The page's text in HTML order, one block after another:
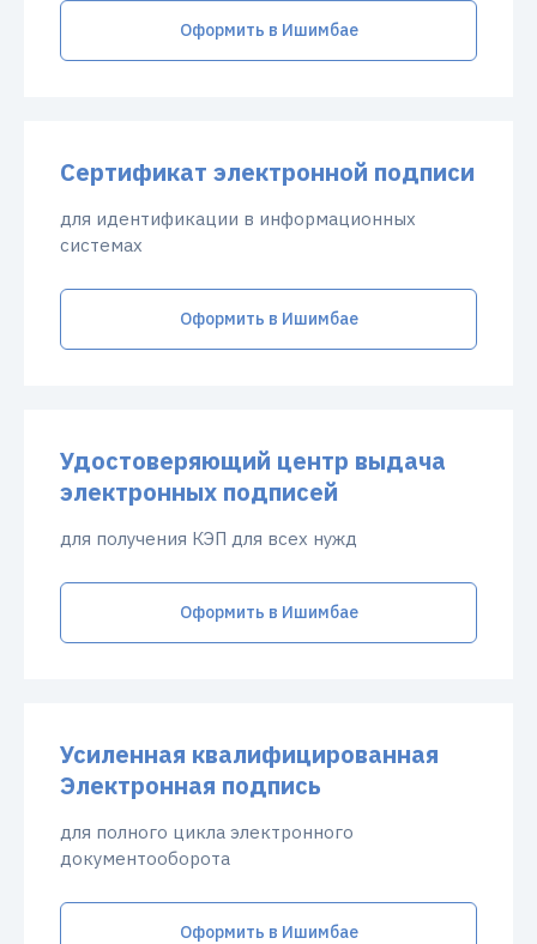
Оформить в Ишимбае
Сертификат электронной подписи
для идентификации в информационных
системах
Оформить в Ишимбае
Удостоверяющий центр выдача
электронных подписей
для получения КЭП для всех нужд
Оформить в Ишимбае
Усиленная квалифицированная
Электронная подпись
для полного цикла электронного
документооборота
Оформить в Ишимбае